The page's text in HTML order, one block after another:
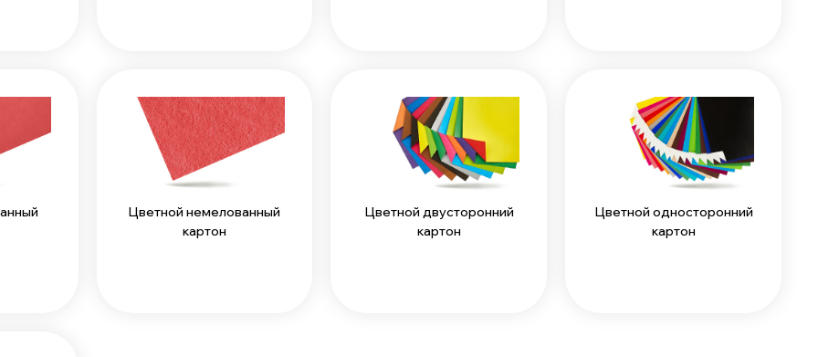
Цветной немелованный
картон
Цветной двусторонний
картон
Цветной односторонний
картон